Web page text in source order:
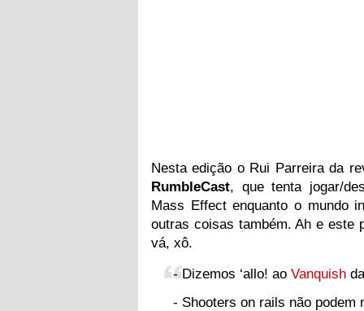
Nesta edição o Rui Parreira da
RumbleCast, que tenta jogar/
Mass Effect enquanto o mundo
outras coisas também. Ah e este
vá, xô.
- Dizemos ‘allo! ao Vanquish
- Shooters on rails não podem